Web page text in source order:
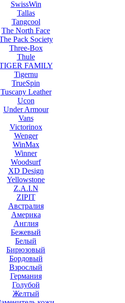
SwissWin
Tallas
Tangcool
The North Face
Pack Society
Three-Box
Thule
FAMILY
Tigernu
TrueSpin
Tuscany Leather
Ucon
Under Armour
Vans
Victorinox
Wenger
WinMax
Winner
Woodsurf
XD Design
Yellowstone
Z.A.I.N
ZIPIT
Австралия
Америка
Англия
Бежевый
Белый
Бирюзовый
Бордовый
Взрослый
Германия
Голубой
Желтый